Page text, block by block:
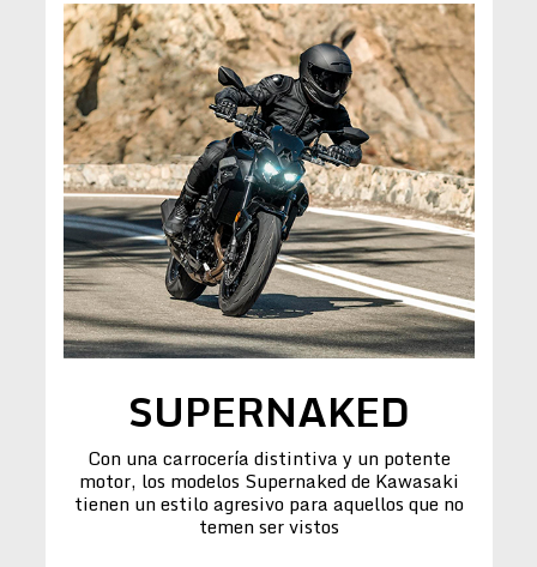
SUPERNAKED
Con una carrocería distintiva y un potente
motor, los modelos Supernaked de Kawasaki
tienen un estilo agresivo para aquellos que no
temen ser vistos